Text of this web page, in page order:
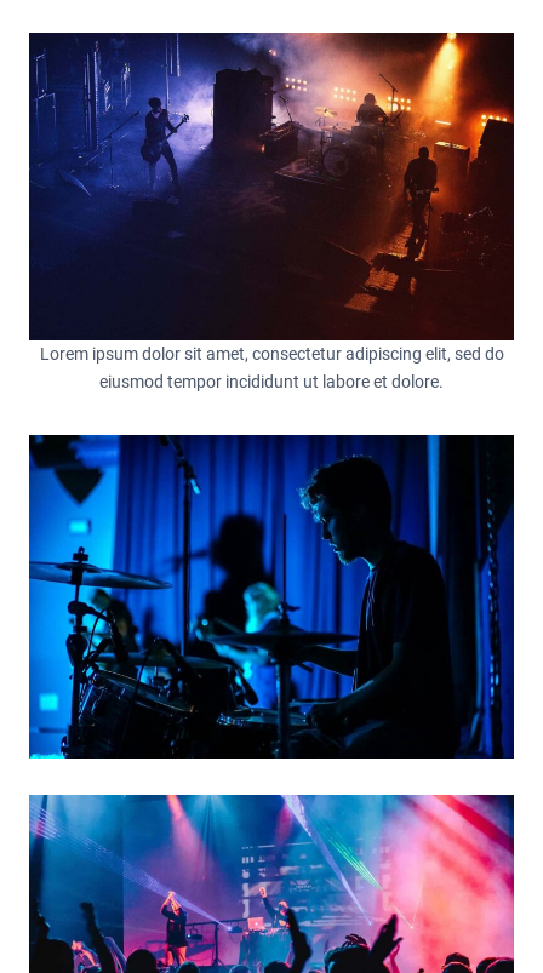
Lorem ipsum dolor sit amet, consectetur adipiscing elit, sed do
eiusmod tempor incididunt ut labore et dolore.